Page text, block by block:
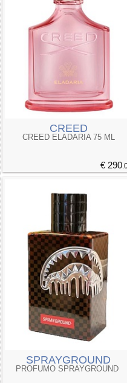
CREED
CREED ELADARIA 75 ML
€ 290
SPRAYGROUND
PROFUMO SPRAYGROUND